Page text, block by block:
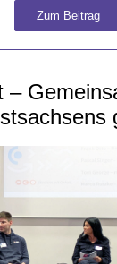
Zum Beitrag
–